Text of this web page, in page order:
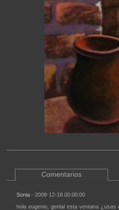
Comentarios
Sonia- 2008-12-18 00:00:00
hola eugenio, genial esta ventana